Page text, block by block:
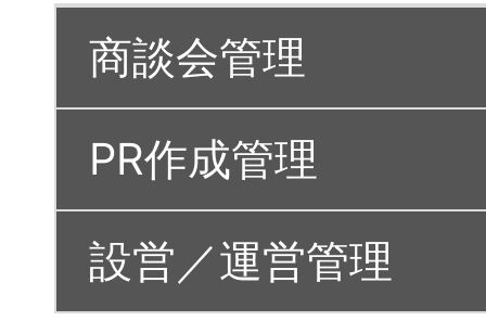
商談会管理
PR作成管理
設営／運営管理